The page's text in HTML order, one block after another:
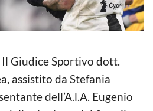
Il Giudice Sportivo dott.
assistito da Stefania
dell’A.l.A. Eugenio